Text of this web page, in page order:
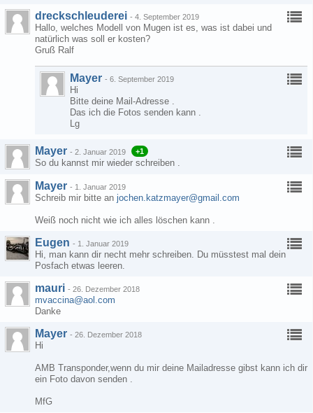
dreckschleuderei - 4. September 2019
Hallo, welches Modell von Mugen ist es, was ist dabei und
natürlich was soll er kosten?
Gruß Ralf
Mayer - 6. September 2019
Hi
Bitte deine Mail-Adresse .
Das ich die Fotos senden kann .
Lg
Mayer - 2. Januar 2019 +1
So du kannst mir wieder schreiben .
Mayer - 1. Januar 2019
Schreib mir bitte an jochen.katzmayer@gmail.com
Weiß noch nicht wie ich alles löschen kann .
Eugen - 1. Januar 2019
Hi, man kann dir necht mehr schreiben. Du müsstest mal dein
Posfach etwas leeren.
mauri - 26. Dezember 2018
mvaccina@aol.com
Danke
Mayer - 26. Dezember 2018
Hi
AMB Transponder,wenn du mir deine Mailadresse gibst kann ich dir
ein Foto davon senden .
MfG